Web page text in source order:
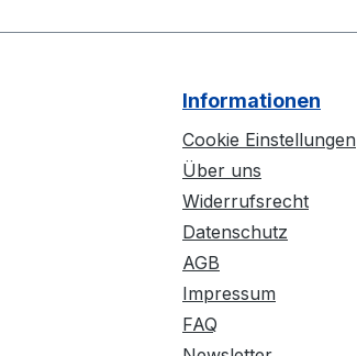
Informationen
Cookie Einstellungen
Über uns
Widerrufsrecht
Datenschutz
AGB
Impressum
FAQ